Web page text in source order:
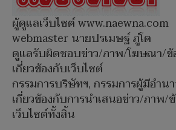
ผู้ดูแลเว็บไซต์ www.naewna.com
webmaster นายปรเมษฐ์ ภู่โต
ดูแลรับผิดชอบข่าว/ภาพ/โฆษณา/
เกี่ยวข้องกับเว็บไซต์
กรรมการบริษัทฯ, กรรมการผู้มีอำน
เกี่ยวข้องกับการนำเสนอข่าว/ภาพ/
เว็บไซต์ทั้งสิ้น